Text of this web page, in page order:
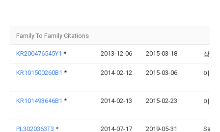
Family To Family Citations
KR200476545Y1 * 2013-12-06 2015-03-18 장기
KR101500260B1 * 2014-02-12 2015-03-06 이상
KR101493646B1 * 2014-02-13 2015-02-23 이상
PL3020363T3 * 2014-07-17 2019-05-31
Sang